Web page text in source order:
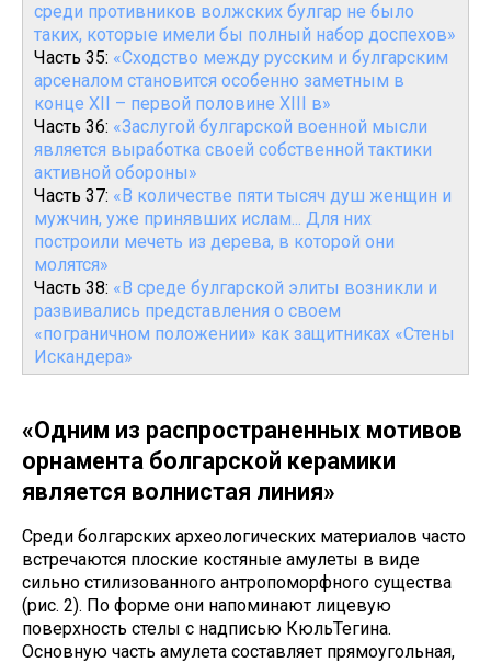
среди противников волжских булгар не было
таких, которые имели бы полный набор доспехов»
Часть 35: «Сходство между русским и булгарским
арсеналом становится особенно заметным в
конце XII – первой половине XIII в»
Часть 36: «Заслугой булгарской военной мысли
является выработка своей собственной тактики
активной обороны»
Часть 37: «В количестве пяти тысяч душ женщин и
мужчин, уже принявших ислам... Для них
построили мечеть из дерева, в которой они
молятся»
Часть 38: «В среде булгарской элиты возникли и
развивались представления о своем
«пограничном положении» как защитниках «Стены
Искандера»
«Одним из распространенных мотивов
орнамента болгарской керамики
является волнистая линия»
Среди болгарских археологических материалов часто
встречаются плоские костяные амулеты в виде
сильно стилизованного антропоморфного существа
(рис. 2). По форме они напоминают лицевую
поверхность стелы с надписью КюльТегина.
Основную часть амулета составляет прямоугольная,